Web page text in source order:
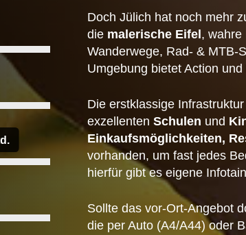
Doch Jülich hat noch mehr
die malerische Eifel , wahre
Wanderwege, Rad- & MTB-
Umgebung bietet Action
Die erstklassige
exzellenten Schulen und
Einkaufsmöglichkeiten,
vorhanden, um fast jedes
hierfür gibt es eigene
Sollte das vor-Ort-Angebot
die per Auto (A4/A44) oder